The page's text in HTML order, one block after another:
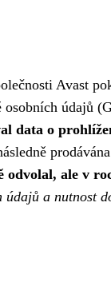
Avast
osobních údajů
data o
odvolal, ale v
a nutnost